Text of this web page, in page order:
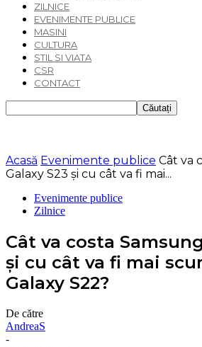
ZILNICE
EVENIMENTE PUBLICE
MASINI
CULTURA
STIL SI VIATA
CSR
CONTACT
Acasă Evenimente publice Cât va
Galaxy S23 şi cu cât va fi mai...
Evenimente publice
Zilnice
Cât va costa
şi cu cât va fi mai
Galaxy S22?
De către
AndreaS
-